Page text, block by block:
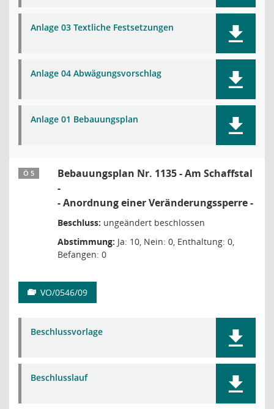
Anlage 03 Textliche Festsetzungen
Anlage 04 Abwägungsvorschlag
Anlage 01 Bebauungsplan
Ö 5
Bebauungsplan Nr. 1135 - Am Schaffstal
-
- Anordnung einer Veränderungssperre -
Beschluss: ungeändert beschlossen
Abstimmung: Ja: 10, Nein: 0, Enthaltung: 0,
Befangen: 0
VO/0546/09
Beschlussvorlage
Beschlusslauf